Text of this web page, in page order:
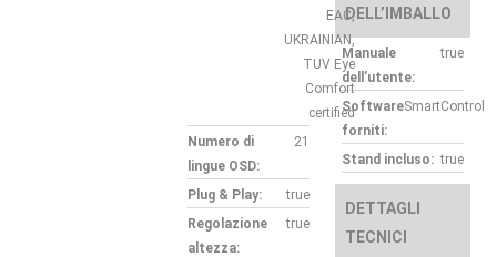
EAC,
UKRAINIAN,
TUV Eye
Comfort
certified
Numero di
lingue OSD:
21
Plug & Play:
true
Regolazione
altezza:
true
DELL’IMBALLO
Manuale
dell’utente:
true
Software
forniti:
SmartControl
Stand incluso: true
DETTAGLI
TECNICI